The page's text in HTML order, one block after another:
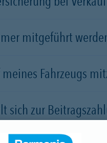
mitgeführt
Fahrzeugs
sich zur